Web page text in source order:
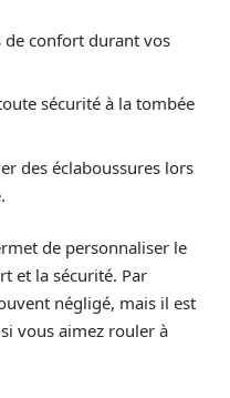
de confort durant vos
sécurité à la tombée
des éclaboussures lors
de personnaliser le
et la sécurité. Par
négligé, mais il est
vous aimez rouler à